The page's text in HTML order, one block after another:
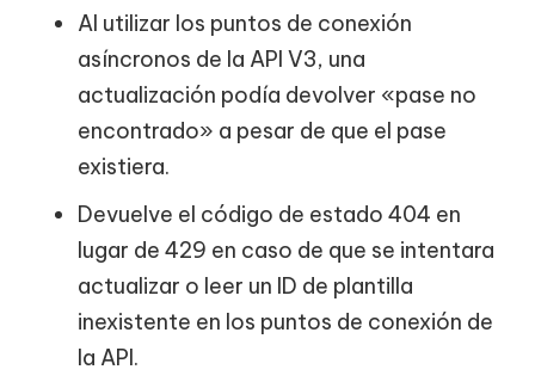
Al utilizar los puntos de conexión
asíncronos de la API V3, una
actualización podía devolver «pase no
encontrado» a pesar de que el pase
existiera.
Devuelve el código de estado 404 en
lugar de 429 en caso de que se intentara
actualizar o leer un ID de plantilla
inexistente en los puntos de conexión de
la API.